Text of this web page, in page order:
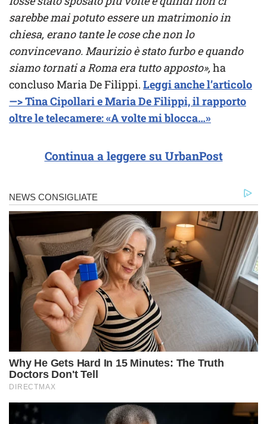
sarebbe mai potuto essere un matrimonio in
chiesa, erano tante le cose che non lo
convincevano. Maurizio è stato furbo e quando
siamo tornati a Roma era tutto apposto»,ha
concluso Maria De Filippi. Leggi anche l’articolo
—> Tina Cipollari e Maria De Filippi, il rapporto
oltre le telecamere: «A volte mi blocca…»
Continua a leggere su UrbanPost